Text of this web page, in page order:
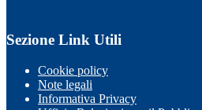
Sezione Link Utili
Cookie policy
Note legali
Informativa Privacy